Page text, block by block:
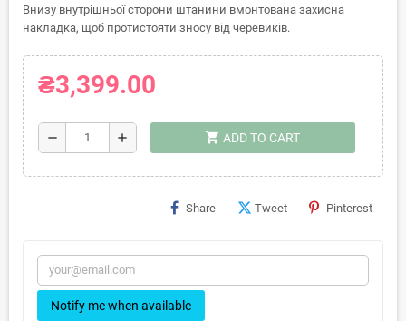
Внизу внутрішньої сторони штанини вмонтована захисна
накладка, щоб протистояти зносу від черевиків.
₴3,399.00
remove add shopping_cart ADD TO CART
Share Tweet Pinterest
Notify me when available